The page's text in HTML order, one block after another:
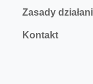
Zasady
Kontakt